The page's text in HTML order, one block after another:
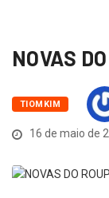
NOVAS
TIOMKIM
16 de maio de